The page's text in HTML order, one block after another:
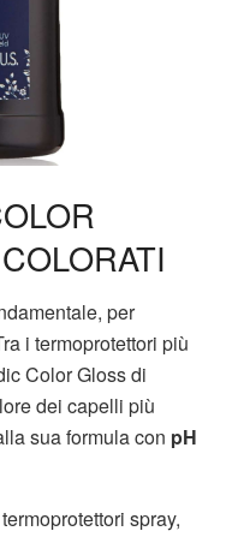
per
i termoprotettori più
Color Gloss di
dei capelli più
sua formula con pH
spray,